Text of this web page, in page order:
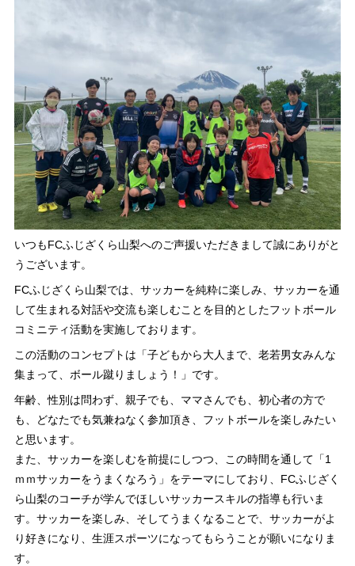
いつもFCふじざくら山梨へのご声援いただきまして誠にありがと
うございます。
FCふじざくら山梨では、サッカーを純粋に楽しみ、サッカーを通
して生まれる対話や交流も楽しむことを目的としたフットボール
コミニティ活動を実施しております。
この活動のコンセプトは「子どもから大人まで、老若男女みんな
集まって、ボール蹴りましょう！」です。
年齢、性別は問わず、親子でも、ママさんでも、初心者の方で
も、どなたでも気兼ねなく参加頂き、フットボールを楽しみたい
と思います。
また、サッカーを楽しむを前提にしつつ、この時間を通して「1
ｍｍサッカーをうまくなろう」をテーマにしており、FCふじざく
ら山梨のコーチが学んでほしいサッカースキルの指導も行いま
す。サッカーを楽しみ、そしてうまくなることで、サッカーがよ
り好きになり、生涯スポーツになってもらうことが願いになりま
す。